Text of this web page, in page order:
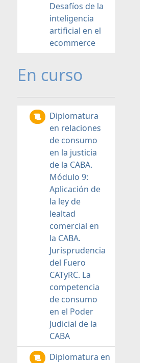
Desafíos de la
inteligencia
artificial en el
ecommerce
En curso
Diplomatura
en relaciones
de consumo
en la justicia
de la CABA.
Módulo 9:
Aplicación de
la ley de
lealtad
comercial en
la CABA.
Jurisprudencia
del Fuero
CATyRC. La
competencia
de consumo
en el Poder
Judicial de la
CABA
Diplomatura en